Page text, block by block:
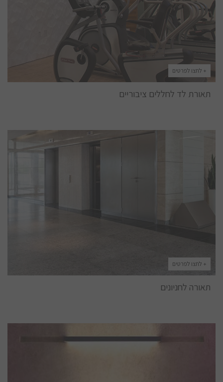
+ לחצו לפרטים
תאורת לד לחללים ציבוריים
+ לחצו לפרטים
תאורה לחניונים